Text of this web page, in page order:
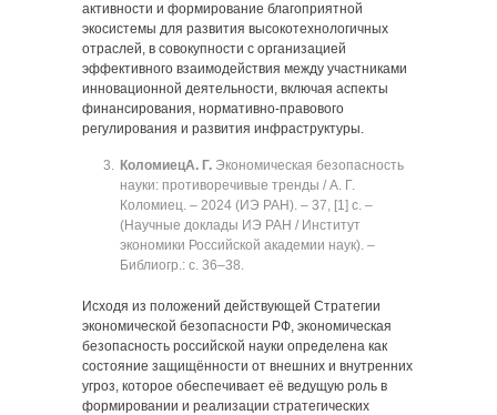
активности и формирование благоприятной
экосистемы для развития высокотехнологичных
отраслей, в совокупности с организацией
эффективного взаимодействия между участниками
инновационной деятельности, включая аспекты
финансирования, нормативно-правового
регулирования и развития инфраструктуры.
КоломиецА. Г. Экономическая безопасность
науки: противоречивые тренды / А. Г.
Коломиец. ‒ 2024 (ИЭ РАН). ‒ 37, [1] с. ‒
(Научные доклады ИЭ РАН / Институт
экономики Российской академии наук). ‒
Библиогр.: с. 36‒38.
Исходя из положений действующей Стратегии
экономической безопасности РФ, экономическая
безопасность российской науки определена как
состояние защищённости от внешних и внутренних
угроз, которое обеспечивает её ведущую роль в
формировании и реализации стратегических